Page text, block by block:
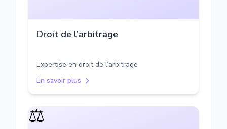
Droit de l’arbitrage
Expertise en droit de l’arbitrage
En savoir plus
⚖️